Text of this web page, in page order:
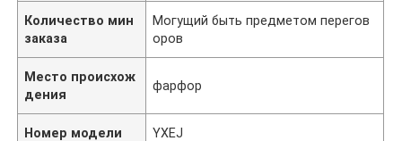
Количество мин
заказа
Могущий быть предметом перегов
оров
Место происхож
дения
фарфор
Номер модели YXEJ